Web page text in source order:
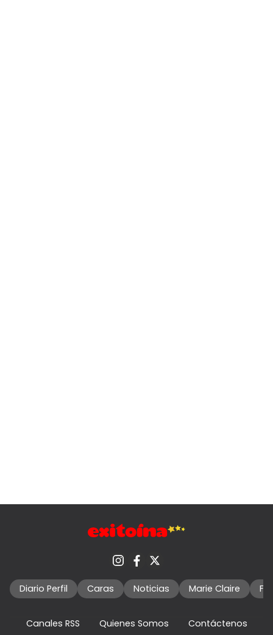
Diario Perfil Caras Noticias Marie Claire
Canales RSS Quienes Somos Contáctenos